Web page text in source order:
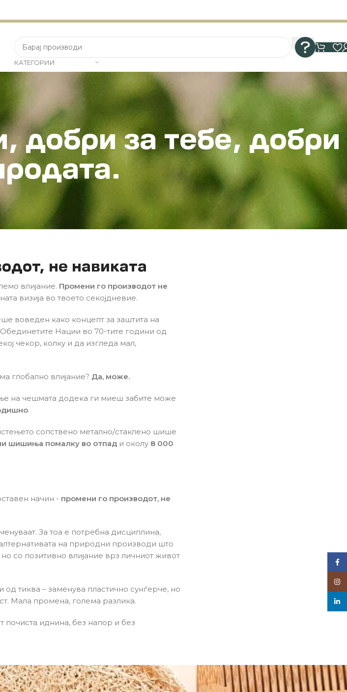
КАТЕГОРИИ
добри за тебе, добри
не навиката
влијание. Промени го производот не
визија во твоето секојдневие.
воведен како концепт за заштита на
Нации во 70-тите години од
чекор, колку и да изгледа мал,
глобално влијание? Да, може.
на чешмата додека ги миеш забите може
.
сопствено метално/стаклено шише
шишиња помалку во отпад и околу 8 000
начин - промени го производот, не
За тоа е потребна дисциплина,
на природни производи што
со позитивно влијание врз личниот живот
од тиква – заменува пластично сунѓерче, но
Мала промена, голема разлика.
почиста иднина, без напор и без